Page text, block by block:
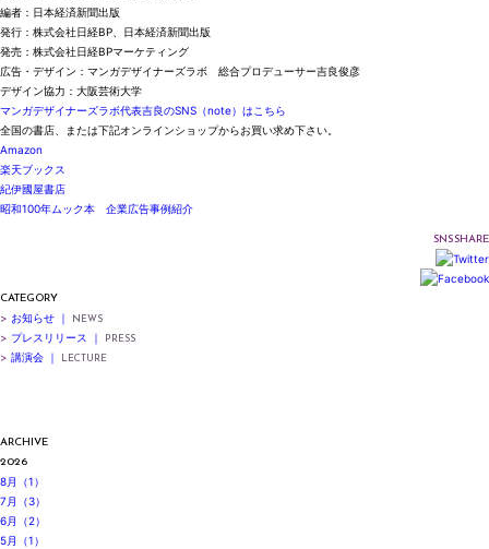
編者：日本経済新聞出版
発行：株式会社日経BP、日本経済新聞出版
発売：株式会社日経BPマーケティング
広告・デザイン：マンガデザイナーズラボ 総合プロデューサー吉良俊彦
デザイン協力：大阪芸術大学
マンガデザイナーズラボ代表吉良のSNS（note）はこちら
全国の書店、または下記オンラインショップからお買い求め下さい。
Amazon
楽天ブックス
紀伊國屋書店
昭和100年ムック本 企業広告事例紹介
SNS SHARE
CATEGORY
> お知らせ ｜ NEWS
> プレスリリース ｜ PRESS
> 講演会 ｜ LECTURE
ARCHIVE
2026
8月（1）
7月（3）
6月（2）
5月（1）